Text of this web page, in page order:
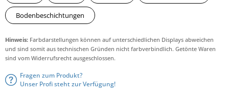
Bodenbeschichtungen
Hinweis: Farbdarstellungen können auf unterschiedlichen Displays abweichen
und sind somit aus technischen Gründen nicht farbverbindlich. Getönte Waren
sind vom Widerrufsrecht ausgeschlossen.
Fragen zum Produkt?
Unser Profi steht zur Verfügung!